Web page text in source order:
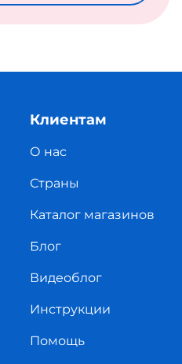
Клиентам
О нас
Страны
Каталог магазинов
Блог
Видеоблог
Инструкции
Помощь